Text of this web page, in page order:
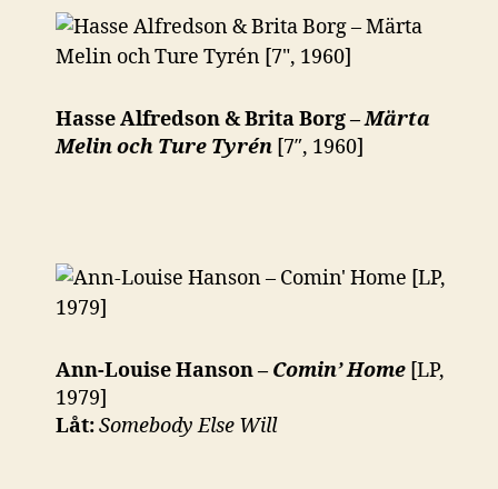
Hasse Alfredson & Brita Borg –Märta
Melin och Ture Tyrén [7″, 1960]
Ann-Louise Hanson – Comin’ Home [LP,
1979]
Låt:Somebody Else Will